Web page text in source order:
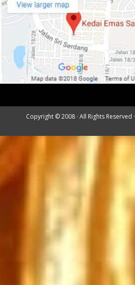
Copyright © 2008 · All Rights Reserved ·